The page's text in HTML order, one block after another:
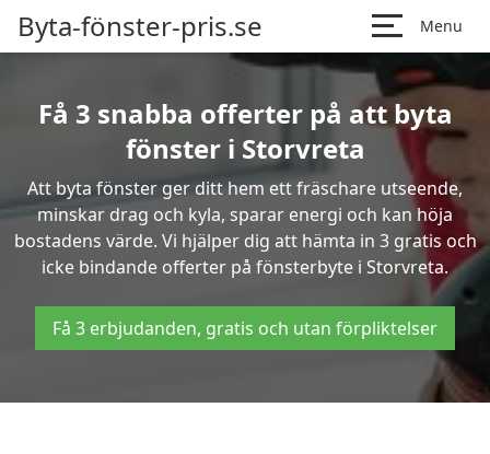
Byta-fönster-pris.se Menu
Få 3 snabba offerter på att byta
fönster i Storvreta
Att byta fönster ger ditt hem ett fräschare utseende,
minskar drag och kyla, sparar energi och kan höja
bostadens värde. Vi hjälper dig att hämta in 3 gratis och
icke bindande offerter på fönsterbyte i Storvreta.
Få 3 erbjudanden, gratis och utan förpliktelser